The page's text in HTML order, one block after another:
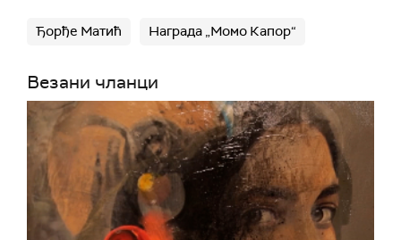
Ђорђе Матић Награда „Момо Капор“
Везани чланци